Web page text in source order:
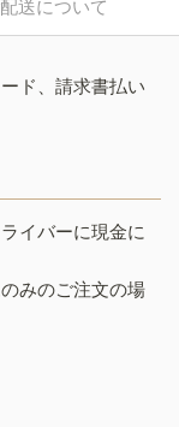
送について
ド、請求書払い
イバーに現金に
みのご注文の場